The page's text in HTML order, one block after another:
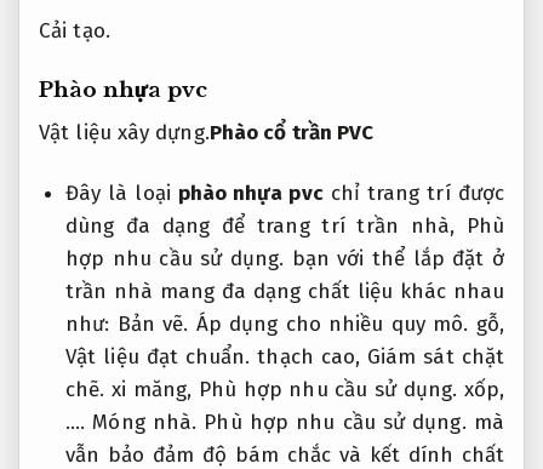
Cải tạo.
Phào nhựa pvc
Vật liệu xây dựng.Phào cổ trần PVC
Đây là loại phào nhựa pvcchỉ trang trí được
dùng đa dạng để trang trí trần nhà,
Phù
hợp nhu cầu sử dụng. bạn với thể lắp đặt ở
trần nhà mang đa dạng chất liệu khác nhau
như: Bản vẽ. Áp dụng cho nhiều quy mô. gỗ,
Vật liệu đạt chuẩn. thạch cao, Giám sát chặt
chẽ. xi măng, Phù hợp nhu cầu sử dụng. xốp,
….Móng nhà. Phù hợp nhu cầu sử dụng. mà
vẫn bảo đảm độ bám chắc và kết dính chất